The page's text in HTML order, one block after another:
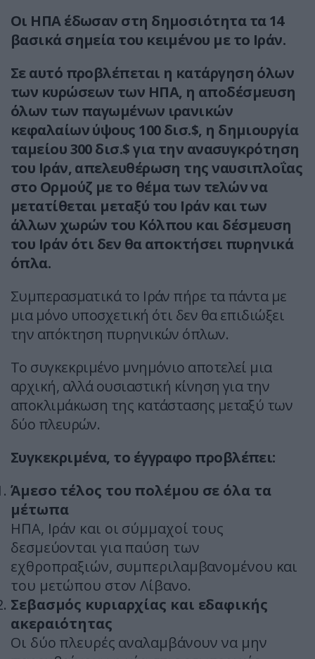
Οι ΗΠΑ έδωσαν στη δημοσιότητα τα 14
βασικά σημεία του κειμένου με το Ιράν.
Σε αυτό προβλέπεται η κατάργηση όλων
των κυρώσεων των ΗΠΑ, η αποδέσμευση
όλων των παγωμένων ιρανικών
κεφαλαίων ύψους 100 δισ.$, η δημιουργία
ταμείου 300 δισ.$ για την ανασυγκρότηση
του Ιράν, απελευθέρωση της ναυσιπλοΐας
στο Ορμούζ με το θέμα των τελών να
μετατίθεται μεταξύ του Ιράν και των
άλλων χωρών του Κόλπου και δέσμευση
του Ιράν ότι δεν θα αποκτήσει πυρηνικά
όπλα.
Συμπερασματικά το Ιράν πήρε τα πάντα με
μια μόνο υποσχετική ότι δεν θα επιδιώξει
την απόκτηση πυρηνικών όπλων.
Το συγκεκριμένο μνημόνιο αποτελεί μια
αρχική, αλλά ουσιαστική κίνηση για την
αποκλιμάκωση της κατάστασης μεταξύ των
δύο πλευρών.
Συγκεκριμένα, το έγγραφο προβλέπει:
Άμεσο τέλος του πολέμου σε όλα τα
μέτωπα
ΗΠΑ, Ιράν και οι σύμμαχοί τους
δεσμεύονται για παύση των
εχθροπραξιών, συμπεριλαμβανομένου και
του μετώπου στον Λίβανο.
Σεβασμός κυριαρχίας και εδαφικής
ακεραιότητας
Οι δύο πλευρές αναλαμβάνουν να μην